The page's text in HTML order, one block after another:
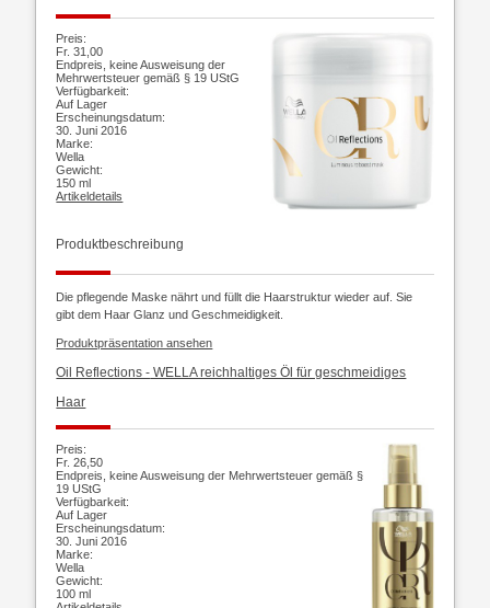
Preis:
Fr. 31,00
Endpreis, keine Ausweisung der
Mehrwertsteuer gemäß § 19 UStG
Verfügbarkeit:
Auf Lager
Erscheinungsdatum:
30. Juni 2016
Marke:
Wella
Gewicht:
150 ml
Artikeldetails
Produktbeschreibung
Die pflegende Maske nährt und füllt die Haarstruktur wieder auf. Sie
gibt dem Haar Glanz und Geschmeidigkeit.
Produktpräsentation ansehen
Oil Reflections - WELLA reichhaltiges Öl für geschmeidiges
Haar
Preis:
Fr. 26,50
Endpreis, keine Ausweisung der Mehrwertsteuer gemäß §
19 UStG
Verfügbarkeit:
Auf Lager
Erscheinungsdatum:
30. Juni 2016
Marke:
Wella
Gewicht:
100 ml